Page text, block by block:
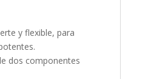
y flexible, para
dos componentes